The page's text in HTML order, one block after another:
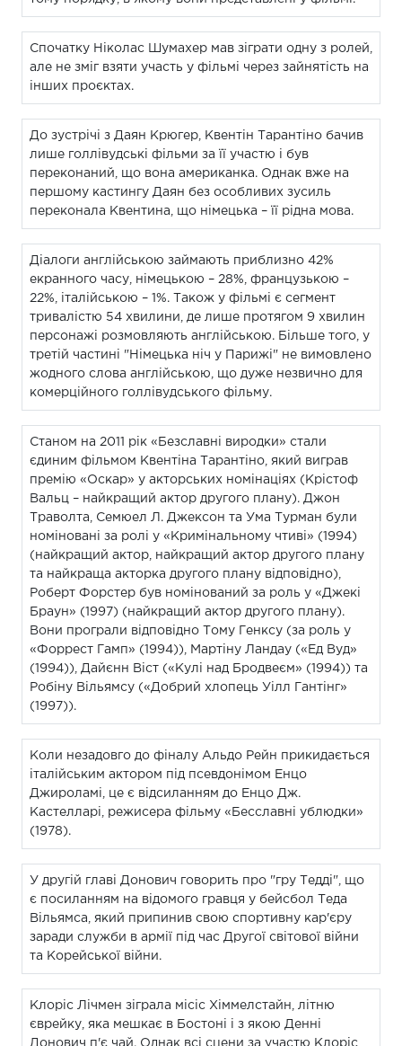
Спочатку Ніколас Шумахер мав зіграти одну з ролей,
але не зміг взяти участь у фільмі через зайнятість на
інших проєктах.
До зустрічі з Даян Крюгер, Квентін Тарантіно бачив
лише голлівудські фільми за її участю і був
переконаний, що вона американка. Однак вже на
першому кастингу Даян без особливих зусиль
переконала Квентина, що німецька – її рідна мова.
Діалоги англійською займають приблизно 42%
екранного часу, німецькою – 28%, французькою –
22%, італійською – 1%. Також у фільмі є сегмент
тривалістю 54 хвилини, де лише протягом 9 хвилин
персонажі розмовляють англійською. Більше того, у
третій частині "Німецька ніч у Парижі" не вимовлено
жодного слова англійською, що дуже незвично для
комерційного голлівудського фільму.
Станом на 2011 рік «Безславні виродки» стали
єдиним фільмом Квентіна Тарантіно, який виграв
премію «Оскар» у акторських номінаціях (Крістоф
Вальц – найкращий актор другого плану). Джон
Траволта, Семюел Л. Джексон та Ума Турман були
номіновані за ролі у «Кримінальному чтиві» (1994)
(найкращий актор, найкращий актор другого плану
та найкраща акторка другого плану відповідно),
Роберт Форстер був номінований за роль у «Джекі
Браун» (1997) (найкращий актор другого плану).
Вони програли відповідно Тому Генксу (за роль у
«Форрест Гамп» (1994)), Мартіну Ландау («Ед Вуд»
(1994)), Дайєнн Віст («Кулі над Бродвеєм» (1994)) та
Робіну Вільямсу («Добрий хлопець Уілл Гантінг»
(1997)).
Коли незадовго до фіналу Альдо Рейн прикидається
італійським актором під псевдонімом Енцо
Джироламі, це є відсиланням до Енцо Дж.
Кастелларі, режисера фільму «Бесславні ублюдки»
(1978).
У другій главі Донович говорить про "гру Тедді", що
є посиланням на відомого гравця у бейсбол Теда
Вільямса, який припинив свою спортивну кар'єру
заради служби в армії під час Другої світової війни
та Корейської війни.
Клоріс Лічмен зіграла місіс Хіммелстайн, літню
єврейку, яка мешкає в Бостоні і з якою Денні
Донович п'є чай. Однак всі сцени за участю Клоріс